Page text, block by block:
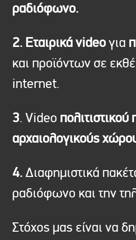
ραδιόφωνο.
2. Εταιρικά videoγια
και προϊόντων σε
internet.
3. Video
αρχαιολογικούς
4.Διαφημιστικά
ραδιόφωνο και την
Στόχος μας είναι να